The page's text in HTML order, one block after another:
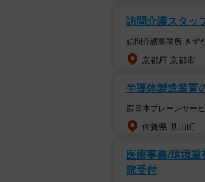
弁護士「女性に
ー女性に対して
女性に対してAED
なされるため犯罪は
で切ったりしますが
した場合は、犯罪に
訪問介護スタッ
訪問介護事業所 きず
京都府 京都市
半導体製造装置
西日本ブレーンサー
佐賀県 基山町
医療事務/環境
院受付